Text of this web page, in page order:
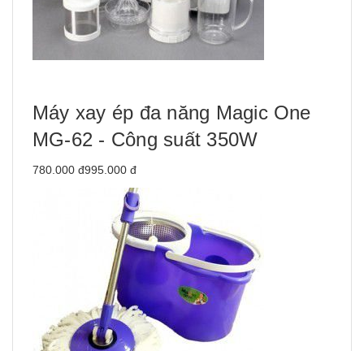
Máy xay ép đa năng Magic One
MG-62 - Công suất 350W
780.000 đ995.000 đ